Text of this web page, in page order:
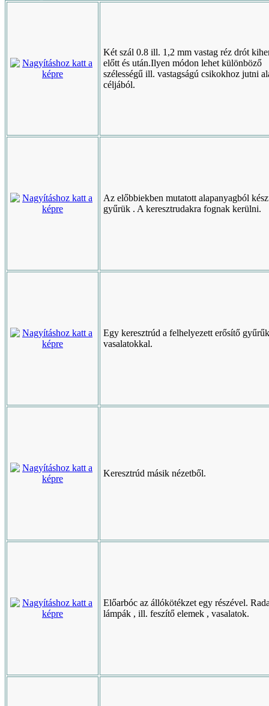
Két szál 0.8 ill. 1,2 mm vastag réz drót
előtt és után.Ilyen módon lehet különböző
szélességű ill. vastagságú csikokhoz jutni
céljából.
Az előbbiekben mutatott alapanyagból
gyűrük . A keresztrudakra fognak kerülni.
Egy keresztrúd a felhelyezett erősítő
vasalatokkal.
Keresztrúd másik nézetből.
Előarbóc az állókötékzet egy részével.
lámpák , ill. feszítő elemek , vasalatok.